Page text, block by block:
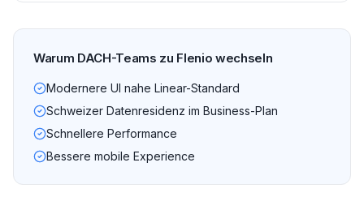
Warum DACH-Teams zu Flenio wechseln
Modernere UI nahe Linear-Standard
Schweizer Datenresidenz im Business-Plan
Schnellere Performance
Bessere mobile Experience